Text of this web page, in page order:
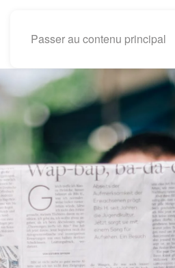
Passer au contenu principal